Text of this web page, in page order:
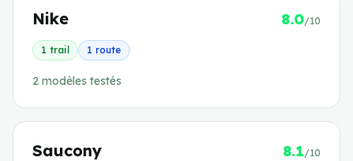
Nike 8.0/10
1 trail 1 route
2 modèles testés
Saucony 8.1/10